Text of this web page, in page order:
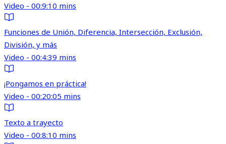
Video - 00:9:10 mins
Funciones de Unión, Diferencia, Intersección, Exclusión,
División, y más
Video - 00:4:39 mins
¡Pongamos en práctica!
Video - 00:20:05 mins
Texto a trayecto
Video - 00:8:10 mins